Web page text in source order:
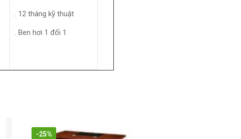
. 12 tháng kỹ thuật
. Ben hơi 1 đổi 1
-25%